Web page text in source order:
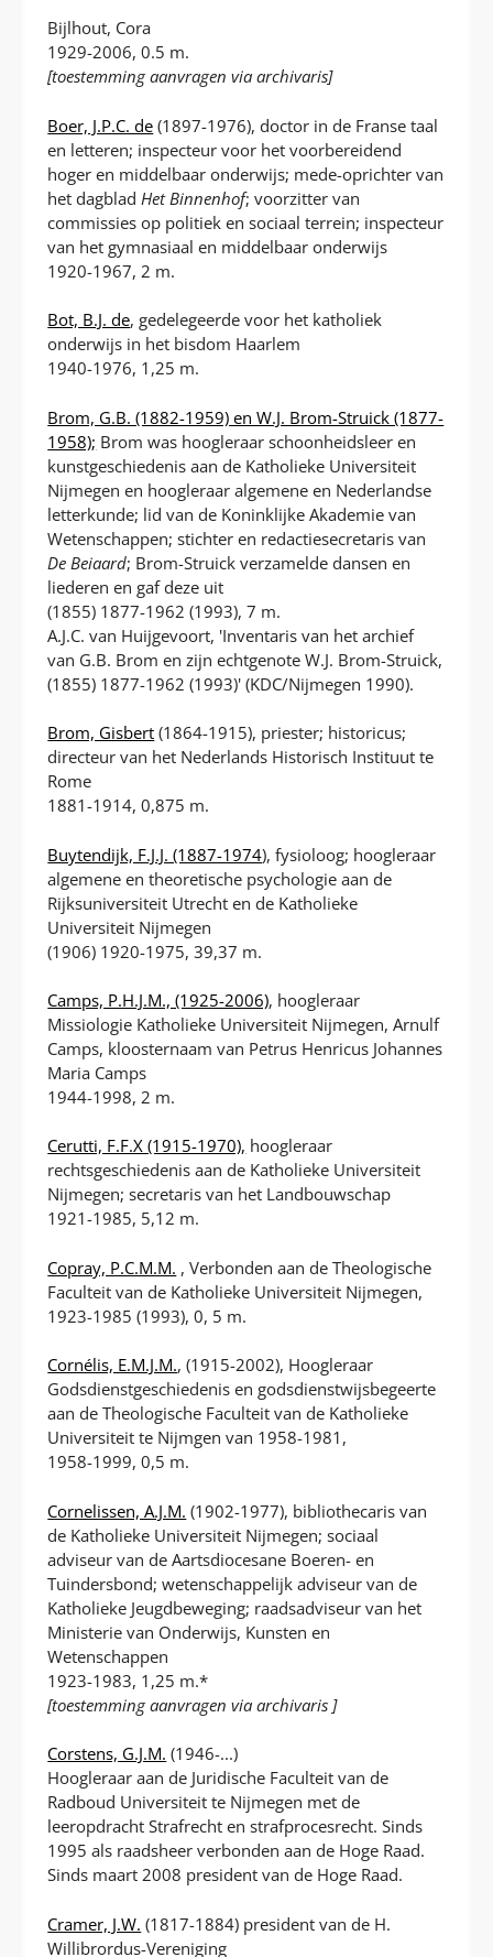
Bijlhout, Cora
1929-2006, 0.5 m.
[toestemming aanvragen via archivaris]
Boer, J.P.C. de (1897-1976), doctor in de Franse taal
en letteren; inspecteur voor het voorbereidend
hoger en middelbaar onderwijs; mede-oprichter van
het dagblad Het Binnenhof; voorzitter van
commissies op politiek en sociaal terrein; inspecteur
van het gymnasiaal en middelbaar onderwijs
1920-1967, 2 m.
Bot, B.J. de, gedelegeerde voor het katholiek
onderwijs in het bisdom Haarlem
1940-1976, 1,25 m.
Brom, G.B. (1882-1959) en W.J. Brom-Struick (1877-
1958); Brom was hoogleraar schoonheidsleer en
kunstgeschiedenis aan de Katholieke Universiteit
Nijmegen en hoogleraar algemene en Nederlandse
letterkunde; lid van de Koninklijke Akademie van
Wetenschappen; stichter en redactiesecretaris van
De Beiaard; Brom-Struick verzamelde dansen en
liederen en gaf deze uit
(1855) 1877-1962 (1993), 7 m.
A.J.C. van Huijgevoort, 'Inventaris van het archief
van G.B. Brom en zijn echtgenote W.J. Brom-Struick,
(1855) 1877-1962 (1993)' (KDC/Nijmegen 1990).
Brom, Gisbert (1864-1915), priester; historicus;
directeur van het Nederlands Historisch Instituut te
Rome
1881-1914, 0,875 m.
Buytendijk, F.J.J. (1887-1974), fysioloog; hoogleraar
algemene en theoretische psychologie aan de
Rijksuniversiteit Utrecht en de Katholieke
Universiteit Nijmegen
(1906) 1920-1975, 39,37 m.
Camps, P.H.J.M., (1925-2006), hoogleraar
Missiologie Katholieke Universiteit Nijmegen, Arnulf
Camps, kloosternaam van Petrus Henricus Johannes
Maria Camps
1944-1998, 2 m.
Cerutti, F.F.X (1915-1970), hoogleraar
rechtsgeschiedenis aan de Katholieke Universiteit
Nijmegen; secretaris van het Landbouwschap
1921-1985, 5,12 m.
Copray, P.C.M.M. , Verbonden aan de Theologische
Faculteit van de Katholieke Universiteit Nijmegen,
1923-1985 (1993), 0, 5 m.
Cornélis, E.M.J.M., (1915-2002), Hoogleraar
Godsdienstgeschiedenis en godsdienstwijsbegeerte
aan de Theologische Faculteit van de Katholieke
Universiteit te Nijmgen van 1958-1981,
1958-1999, 0,5 m.
Cornelissen, A.J.M. (1902-1977), bibliothecaris van
de Katholieke Universiteit Nijmegen; sociaal
adviseur van de Aartsdiocesane Boeren- en
Tuindersbond; wetenschappelijk adviseur van de
Katholieke Jeugdbeweging; raadsadviseur van het
Ministerie van Onderwijs, Kunsten en
Wetenschappen
1923-1983, 1,25 m.*
[toestemming aanvragen via archivaris ]
Corstens, G.J.M. (1946-...)
Hoogleraar aan de Juridische Faculteit van de
Radboud Universiteit te Nijmegen met de
leeropdracht Strafrecht en strafprocesrecht. Sinds
1995 als raadsheer verbonden aan de Hoge Raad.
Sinds maart 2008 president van de Hoge Raad.
Cramer, J.W. (1817-1884) president van de H.
Willibrordus-Vereniging